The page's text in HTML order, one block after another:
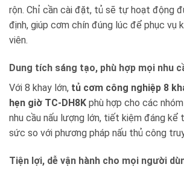
rộn. Chỉ cần cài đặt, tủ sẽ tự hoạt động
định, giúp cơm chín đúng lúc để phục vụ
viên.
Dung tích sáng tạo, phù hợp mọi nhu
Với 8 khay lớn, tủ cơm công nghiệp 8
hẹn giờ TC-DH8K phù hợp cho các
nhu cầu nấu lượng lớn, tiết kiệm đáng kể
sức so với phương pháp nấu thủ công
Tiện lợi, dễ vận hành cho mọi người